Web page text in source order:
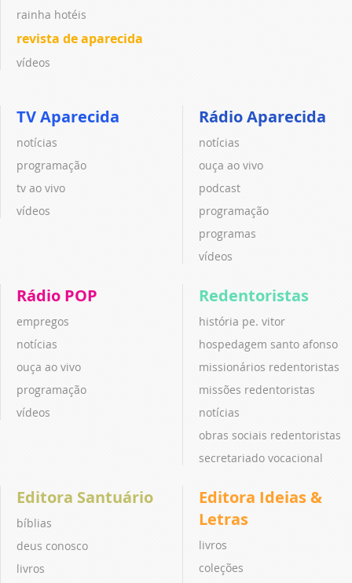
rainha hotéis
revista de aparecida
vídeos
TV Aparecida
notícias
programação
tv ao vivo
vídeos
Rádio Aparecida
notícias
ouça ao vivo
podcast
programação
programas
vídeos
Rádio POP
empregos
notícias
ouça ao vivo
programação
vídeos
Redentoristas
história pe. vitor
hospedagem santo afonso
missionários redentoristas
missões redentoristas
notícias
obras sociais redentoristas
secretariado vocacional
Editora Santuário
bíblias
deus conosco
livros
Editora Ideias &
Letras
livros
coleções